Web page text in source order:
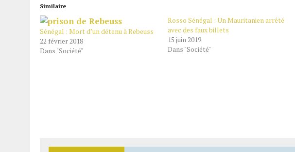
Similaire
Sénégal : Mort d’un détenu à Rebeuss
22 février 2018
Dans "Société"
Rosso Sénégal : Un Mauritanien arrêté
avec des faux billets
15 juin 2019
Dans "Société"